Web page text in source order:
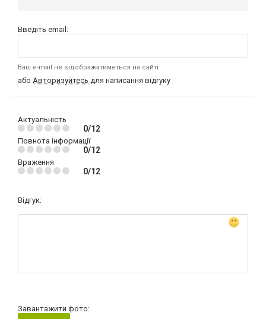
Введіть email:
Ваш e-mail не відображатиметься на сайті
або Авторизуйтесь для написання відгуку
Актуальність
0/12
Повнота інформації
0/12
Враження
0/12
Відгук:
Завантажити фото: